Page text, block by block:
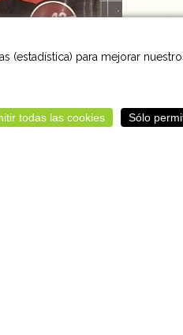
(estadística) para mejorar
todas las cookies Sólo